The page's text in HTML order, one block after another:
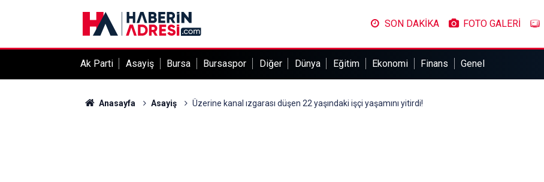
SON DAKİKA FOTO GALERİ
Ak Parti Asayiş Bursa Bursaspor Diğer Dünya Eğitim Ekonomi Finans Genel
Anasayfa Asayiş Üzerine kanal ızgarası düşen 22 yaşındaki işçi yaşamını yitirdi!